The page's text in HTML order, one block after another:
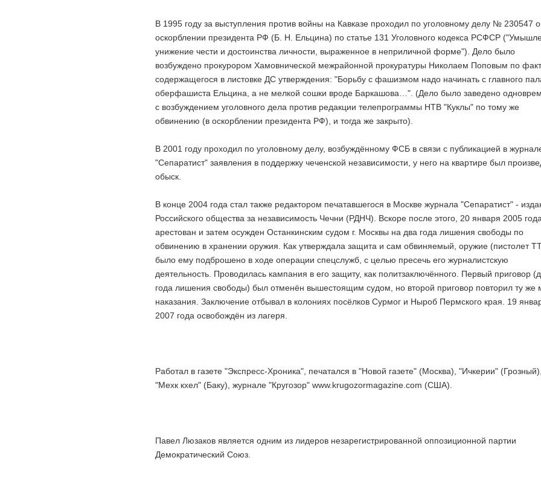
В 1995 году за выступления против войны на Кавказе проходил по уголовному делу № 230547
оскорблении президента РФ (Б. Н. Ельцина) по статье 131 Уголовного кодекса РСФСР
унижение чести и достоинства личности, выраженное в неприличной форме"). Дело было
возбуждено прокурором Хамовнической межрайонной прокуратуры Николаем Поповым по
содержащегося в листовке ДС утверждения: "Борьбу с фашизмом надо начинать с главного
оберфашиста Ельцина, а не мелкой сошки вроде Баркашова…". (Дело было заведено
с возбуждением уголовного дела против редакции телепрограммы НТВ "Куклы" по тому же
обвинению (в оскорблении президента РФ), и тогда же закрыто).
В 2001 году проходил по уголовному делу, возбуждённому ФСБ в связи с публикацией в
"Сепаратист" заявления в поддержку чеченской независимости, у него на квартире был
обыск.
В конце 2004 года стал также редактором печатавшегося в Москве журнала "Сепаратист" -
Российского общества за независимость Чечни (РДНЧ). Вскоре после этого, 20 января 2005
арестован и затем осужден Останкинским судом г. Москвы на два года лишения свободы по
обвинению в хранении оружия. Как утверждала защита и сам обвиняемый, оружие (пистолет
было ему подброшено в ходе операции спецслужб, с целью пресечь его журналистскую
деятельность. Проводилась кампания в его защиту, как политзаключённого. Первый приговор
года лишения свободы) был отменён вышестоящим судом, но второй приговор повторил ту же
наказания. Заключение отбывал в колониях посёлков Сурмог и Ныроб Пермского края. 19
2007 года освобождён из лагеря.
Работал в газете "Экспресс-Хроника", печатался в "Новой газете" (Москва), "Ичкерии" (Грозный),
"Мехк кхел" (Баку), журнале "Кругозор" www.krugozormagazine.com (США).
Павел Люзаков является одним из лидеров незарегистрированной оппозиционной партии
Демократический Союз.